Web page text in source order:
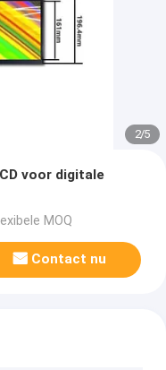
2/5
voor digitale
MOQ
Contact nu